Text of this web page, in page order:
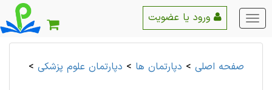
منو
اصلی
صفحه اصلی > دپارتمان ها > دپارتمان علوم پزشكی >